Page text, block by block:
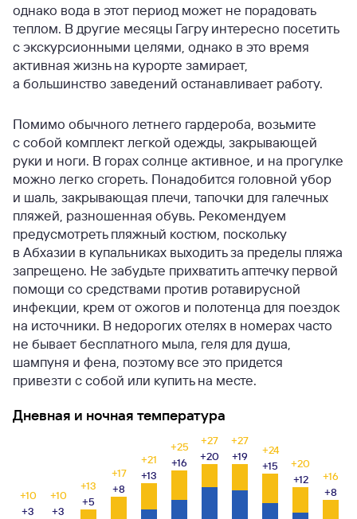
однако вода в этот период может не порадовать
теплом. В другие месяцы Гагру интересно посетить
с экскурсионными целями, однако в это время
активная жизнь на курорте замирает,
а большинство заведений останавливает работу.
Помимо обычного летнего гардероба, возьмите
с собой комплект легкой одежды, закрывающей
руки и ноги. В горах солнце активное, и на прогулке
можно легко сгореть. Понадобится головной убор
и шаль, закрывающая плечи, тапочки для галечных
пляжей, разношенная обувь. Рекомендуем
предусмотреть пляжный костюм, поскольку
в Абхазии в купальниках выходить за пределы пляжа
запрещено. Не забудьте прихватить аптечку первой
помощи со средствами против ротавирусной
инфекции, крем от ожогов и полотенца для поездок
на источники. В недорогих отелях в номерах часто
не бывает бесплатного мыла, геля для душа,
шампуня и фена, поэтому все это придется
привезти с собой или купить на месте.
Дневная и ночная температура
+10
+3
+10
+3
+13
+5
+17
+8
+21
+13
+25
+16
+27
+20
+27
+19
+24
+15
+20
+12
+16
+8